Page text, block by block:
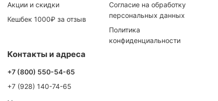
Акции и скидки
Кешбек 1000₽ за отзыв
Согласие на обработку
персональных данных
Политика
конфиденциальности
Контакты и адреса
+7 (800) 550-54-65
+7 (928) 140-74-65